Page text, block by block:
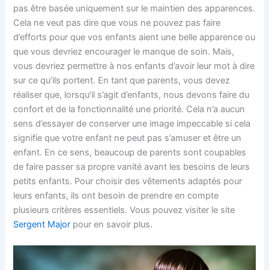
pas être basée uniquement sur le maintien des apparences.
Cela ne veut pas dire que vous ne pouvez pas faire
d’efforts pour que vos enfants aient une belle apparence ou
que vous devriez encourager le manque de soin. Mais,
vous devriez permettre à nos enfants d’avoir leur mot à dire
sur ce qu’ils portent. En tant que parents, vous devez
réaliser que, lorsqu’il s’agit d’enfants, nous devons faire du
confort et de la fonctionnalité une priorité. Cela n’a aucun
sens d’essayer de conserver une image impeccable si cela
signifie que votre enfant ne peut pas s’amuser et être un
enfant. En ce sens, beaucoup de parents sont coupables
de faire passer sa propre vanité avant les besoins de leurs
petits enfants. Pour choisir des vêtements adaptés pour
leurs enfants, ils ont besoin de prendre en compte
plusieurs critères essentiels. Vous pouvez visiter le site
Sergent Major pour en savoir plus.